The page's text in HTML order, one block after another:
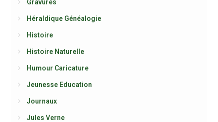
Gravures
Héraldique Généalogie
Histoire
Histoire Naturelle
Humour Caricature
Jeunesse Education
Journaux
Jules Verne